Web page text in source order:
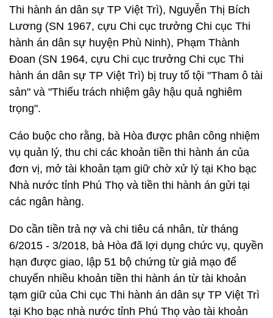
Thi hành án dân sự TP Việt Trì), Nguyễn Thị Bích
Lương (SN 1967, cựu Chi cục trưởng Chi cục Thi
hành án dân sự huyện Phù Ninh), Phạm Thành
Đoan (SN 1964, cựu Chi cục trưởng Chi cục Thi
hành án dân sự TP Việt Trì) bị truy tố tội "Tham ô tài
sản" và "Thiếu trách nhiệm gây hậu quả nghiêm
trọng".
Cáo buộc cho rằng, bà Hòa được phân công nhiệm
vụ quản lý, thu chi các khoản tiền thi hành án của
đơn vị, mở tài khoản tạm giữ chờ xử lý tại Kho bạc
Nhà nước tỉnh Phú Thọ và tiền thi hành án gửi tại
các ngân hàng.
Do cần tiền trả nợ và chi tiêu cá nhân, từ tháng
6/2015 - 3/2018, bà Hòa đã lợi dụng chức vụ, quyền
hạn được giao, lập 51 bộ chứng từ giả mạo để
chuyển nhiều khoản tiền thi hành án từ tài khoản
tạm giữ của Chi cục Thi hành án dân sự TP Việt Trì
tại Kho bạc nhà nước tỉnh Phú Thọ vào tài khoản